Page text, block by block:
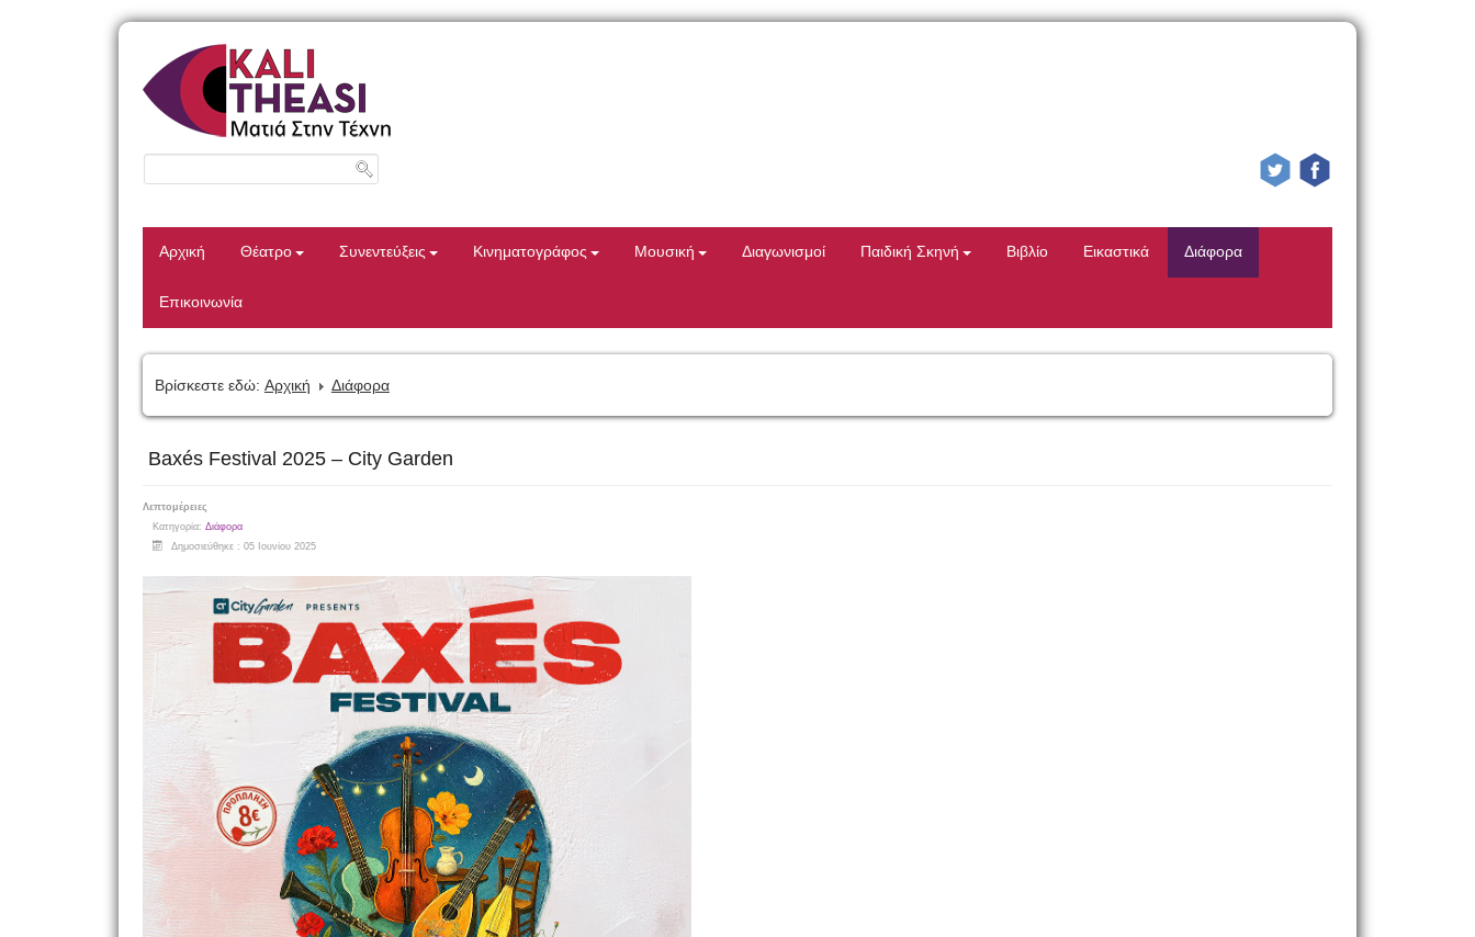
Αρχική Θέατρο Συνεντεύξεις Κινηματογράφος Μουσική Διαγωνισμοί Παιδική Σκηνή Βιβλίο Εικαστικά Διάφορα
Επικοινωνία
Βρίσκεστε εδώ: Αρχική Διάφορα
Baxés Festival 2025 – City Garden
Λεπτομέρειες
Κατηγορία: Διάφορα
Δημοσιεύθηκε : 05 Ιουνίου 2025